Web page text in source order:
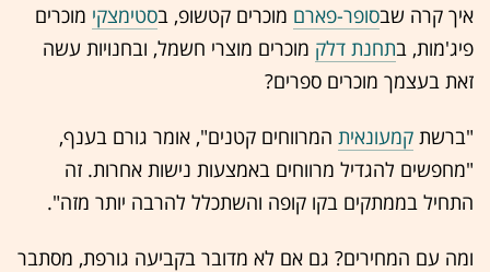
איך קרה שבסופר-פארם מוכרים קטשופ, בסטימצקי מוכרים
פיג'מות, בתחנת דלק מוכרים מוצרי חשמל, ובחנויות עשה
זאת בעצמך מוכרים ספרים?
"ברשת קמעונאית המרווחים קטנים", אומר גורם בענף,
"מחפשים להגדיל מרווחים באמצעות נישות אחרות. זה
התחיל בממתקים בקו קופה והשתכלל להרבה יותר מזה".
ומה עם המחירים? גם אם לא מדובר בקביעה גורפת, מסתבר